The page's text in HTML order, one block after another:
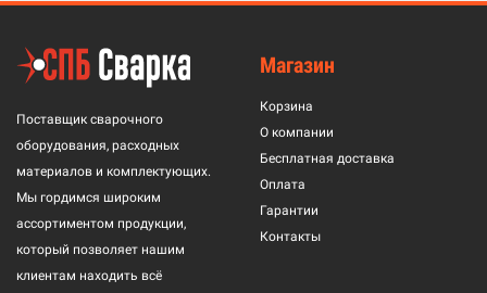
Поставщик сварочного
оборудования, расходных
материалов и комплектующих.
Мы гордимся широким
ассортиментом продукции,
который позволяет нашим
клиентам находить всё
Магазин
Корзина
О компании
Бесплатная доставка
Оплата
Гарантии
Контакты